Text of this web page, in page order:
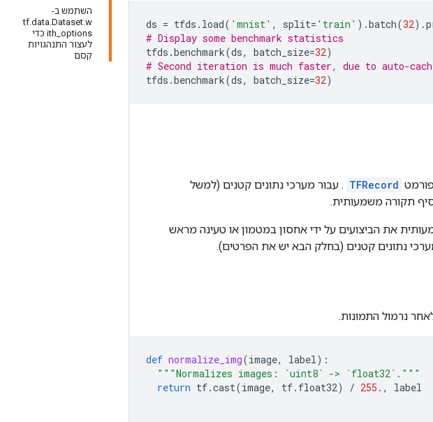
השתמש ב-
tf.data.Dataset.w
ith_options כדי
לעצור התנהגויות
קסם
ds = tfds . load( 'mnist' , split= 'train' ) .batch(32) .
# Display some benchmark statistics
tfds .benchmark(ds, batch_size=32)
# Second iteration is much faster, due to auto-
tfds .benchmark(ds, batch_size=32)
TFRecord . עבור מערכי נתונים קטנים (למשל
תקורה משמעותית.
את הביצועים על ידי אחסון במטמון או טעינה מראש
נרמול התמונות.
def normalize_img(image, label):
"""Normalizes images: `uint8` -> `float32`."""
return tf.cast(image, tf. float32) / 255. , label